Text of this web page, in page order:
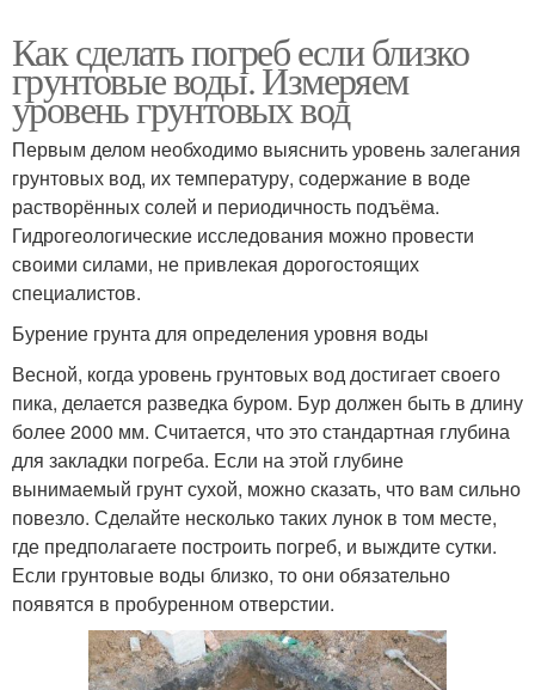
Как сделать погреб если близко
грунтовые воды. Измеряем
уровень грунтовых вод
Первым делом необходимо выяснить уровень залегания
грунтовых вод, их температуру, содержание в воде
растворённых солей и периодичность подъёма.
Гидрогеологические исследования можно провести
своими силами, не привлекая дорогостоящих
специалистов.
Бурение грунта для определения уровня воды
Весной, когда уровень грунтовых вод достигает своего
пика, делается разведка буром. Бур должен быть в длину
более 2000 мм. Считается, что это стандартная глубина
для закладки погреба. Если на этой глубине
вынимаемый грунт сухой, можно сказать, что вам сильно
повезло. Сделайте несколько таких лунок в том месте,
где предполагаете построить погреб, и выждите сутки.
Если грунтовые воды близко, то они обязательно
появятся в пробуренном отверстии.